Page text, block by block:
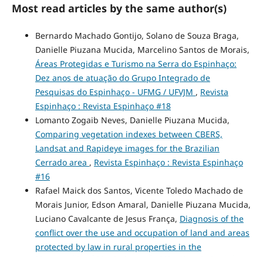
Most read articles by the same author(s)
Bernardo Machado Gontijo, Solano de Souza Braga,
Danielle Piuzana Mucida, Marcelino Santos de Morais,
Áreas Protegidas e Turismo na Serra do Espinhaço:
Dez anos de atuação do Grupo Integrado de
Pesquisas do Espinhaço - UFMG / UFVJM , Revista
Espinhaço : Revista Espinhaço #18
Lomanto Zogaib Neves, Danielle Piuzana Mucida,
Comparing vegetation indexes between CBERS,
Landsat and Rapideye images for the Brazilian
Cerrado area , Revista Espinhaço : Revista Espinhaço
#16
Rafael Maick dos Santos, Vicente Toledo Machado de
Morais Junior, Edson Amaral, Danielle Piuzana Mucida,
Luciano Cavalcante de Jesus França, Diagnosis of the
conflict over the use and occupation of land and areas
protected by law in rural properties in the